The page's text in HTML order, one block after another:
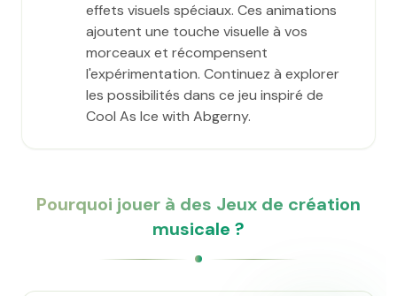
effets visuels spéciaux. Ces animations
ajoutent une touche visuelle à vos
morceaux et récompensent
l'expérimentation. Continuez à explorer
les possibilités dans ce jeu inspiré de
Cool As Ice with Abgerny.
Pourquoi jouer à des Jeux de création
musicale ?